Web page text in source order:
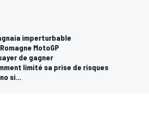
imperturbable
MotoGP
de gagner
limité sa prise de risques
si...